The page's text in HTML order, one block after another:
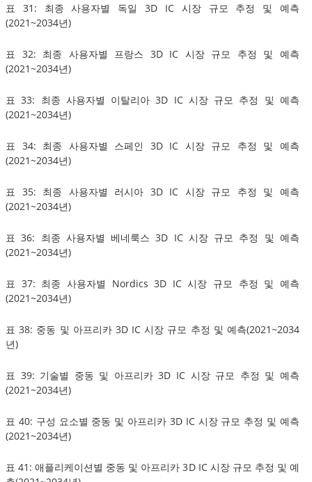
표 31: 최종 사용자별 독일 3D IC 시장 규모 추정 및 예측
(2021~2034년)
표 32: 최종 사용자별 프랑스 3D IC 시장 규모 추정 및 예측
(2021~2034년)
표 33: 최종 사용자별 이탈리아 3D IC 시장 규모 추정 및 예측
(2021~2034년)
표 34: 최종 사용자별 스페인 3D IC 시장 규모 추정 및 예측
(2021~2034년)
표 35: 최종 사용자별 러시아 3D IC 시장 규모 추정 및 예측
(2021~2034년)
표 36: 최종 사용자별 베네룩스 3D IC 시장 규모 추정 및 예측
(2021~2034년)
표 37: 최종 사용자별 Nordics 3D IC 시장 규모 추정 및 예측
(2021~2034년)
표 38: 중동 및 아프리카 3D IC 시장 규모 추정 및 예측(2021~2034
년)
표 39: 기술별 중동 및 아프리카 3D IC 시장 규모 추정 및 예측
(2021~2034년)
표 40: 구성 요소별 중동 및 아프리카 3D IC 시장 규모 추정 및 예측
(2021~2034년)
표 41: 애플리케이션별 중동 및 아프리카 3D IC 시장 규모 추정 및 예